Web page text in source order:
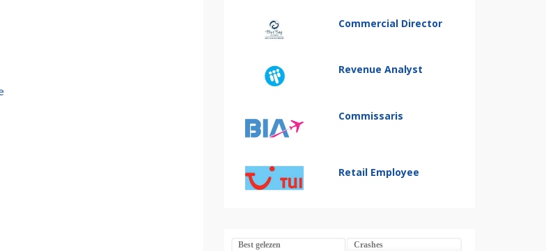
Commercial Director
Revenue Analyst
Commissaris
Retail Employee
Best gelezen Crashes